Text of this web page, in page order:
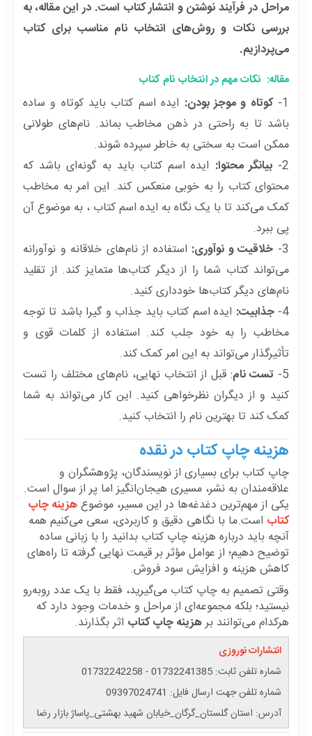
مراحل در فرآیند نوشتن و انتشار کتاب است. در این مقاله، به
بررسی نکات و روش‌های انتخاب نام مناسب برای کتاب
می‌پردازیم.
مقاله: نکات مهم در انتخاب نام کتاب
1- کوتاه و موجز بودن: ایده اسم کتاب باید کوتاه و ساده
باشد تا به راحتی در ذهن مخاطب بماند. نام‌های طولانی
ممکن است به سختی به خاطر سپرده شوند.
2- بیانگر محتوا: ایده اسم کتاب باید به گونه‌ای باشد که
محتوای کتاب را به خوبی منعکس کند. این امر به مخاطب
کمک می‌کند تا با یک نگاه به ایده اسم کتاب ، به موضوع آن
پی ببرد.
3- خلاقیت و نوآوری: استفاده از نام‌های خلاقانه و نوآورانه
می‌تواند کتاب شما را از دیگر کتاب‌ها متمایز کند. از تقلید
نام‌های دیگر کتاب‌ها خودداری کنید.
4- جذابیت: ایده اسم کتاب باید جذاب و گیرا باشد تا توجه
مخاطب را به خود جلب کند. استفاده از کلمات قوی و
تأثیرگذار می‌تواند به این امر کمک کند.
5- تست نام: قبل از انتخاب نهایی، نام‌های مختلف را تست
کنید و از دیگران نظرخواهی کنید. این کار می‌تواند به شما
کمک کند تا بهترین نام را انتخاب کنید.
هزینه چاپ کتاب در نقده
چاپ کتاب برای بسیاری از نویسندگان، پژوهشگران و
علاقه‌مندان به نشر، مسیری هیجان‌انگیز اما پر از سوال است.
یکی از مهم‌ترین دغدغه‌ها در این مسیر، موضوعهزینه چاپ
کتاب است.ما با نگاهی دقیق و کاربردی، سعی می‌کنیم همه
آنچه باید درباره هزینه چاپ کتاب بدانید را با زبانی ساده
توضیح دهیم؛ از عوامل مؤثر بر قیمت نهایی گرفته تا راه‌های
کاهش هزینه و افزایش سود فروش.
وقتی تصمیم به چاپ کتاب می‌گیرید، فقط با یک عدد روبه‌رو
نیستید؛ بلکه مجموعه‌ای از مراحل و خدمات وجود دارد که
هرکدام می‌توانند برهزینه چاپ کتاب اثر بگذارند.
انتشارات نوروزی
شماره تلفن ثابت: 01732241385
-
01732242258
شماره تلفن جهت ارسال فایل: 09397024741
آدرس: استان گلستان_گرگان_خیابان شهید بهشتی_پاساژ بازار رضا